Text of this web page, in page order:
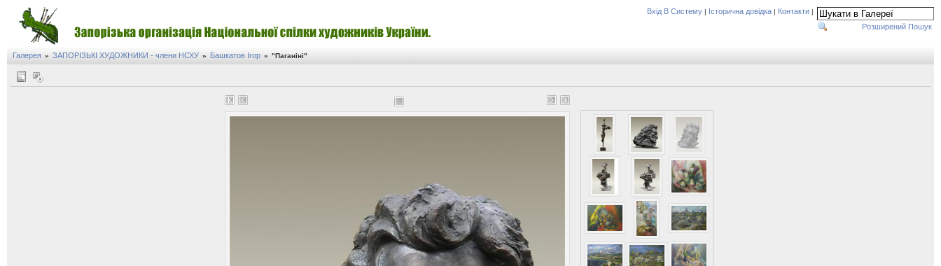
Вхід В Систему | Історична довідка | Контакти |
Розширений Пошук
Галерея » ЗАПОРІЗЬКІ ХУДОЖНИКИ - члени НСХУ » Башкатов Ігор » "Паганіні"